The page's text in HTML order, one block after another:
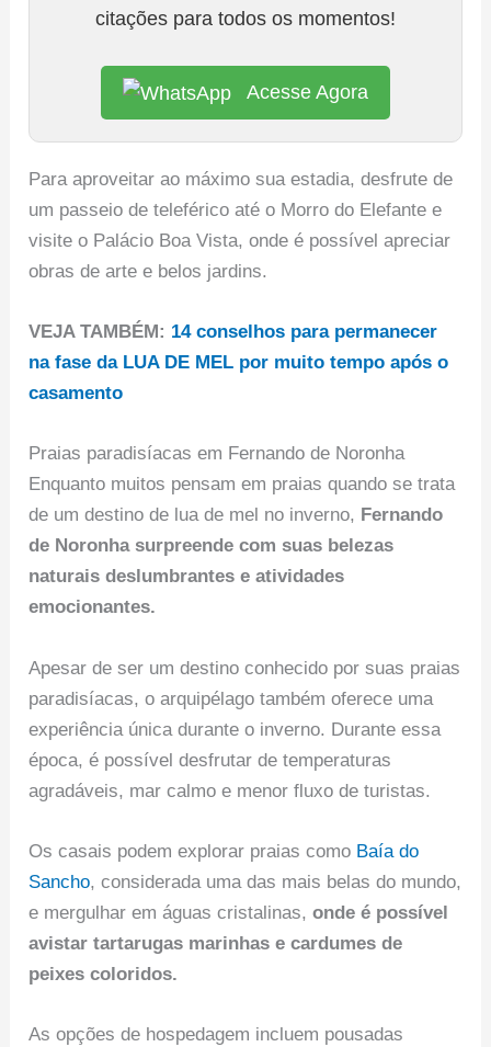
citações para todos os momentos!
Acesse Agora
Para aproveitar ao máximo sua estadia, desfrute de
um passeio de teleférico até o Morro do Elefante e
visite o Palácio Boa Vista, onde é possível apreciar
obras de arte e belos jardins.
VEJA TAMBÉM: 14 conselhos para permanecer
na fase da LUA DE MEL por muito tempo após o
casamento
Praias paradisíacas em Fernando de Noronha
Enquanto muitos pensam em praias quando se trata
de um destino de lua de mel no inverno, Fernando
de Noronha surpreende com suas belezas
naturais deslumbrantes e atividades
emocionantes.
Apesar de ser um destino conhecido por suas praias
paradisíacas, o arquipélago também oferece uma
experiência única durante o inverno. Durante essa
época, é possível desfrutar de temperaturas
agradáveis, mar calmo e menor fluxo de turistas.
Os casais podem explorar praias como Baía do
Sancho, considerada uma das mais belas do mundo,
e mergulhar em águas cristalinas,onde é possível
avistar tartarugas marinhas e cardumes de
peixes coloridos.
As opções de hospedagem incluem pousadas